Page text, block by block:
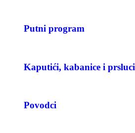
Putni program
Kaputići, kabanice i prsluci
Povodci